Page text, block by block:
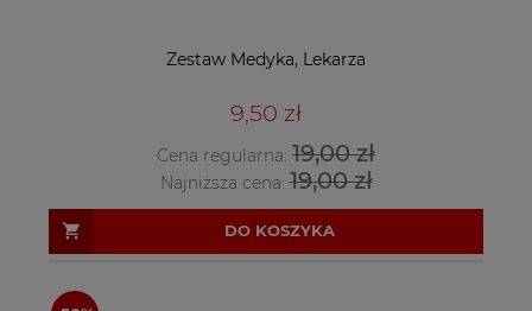
Zestaw Medyka, Lekarza
9,50 zł
Cena regularna: 19,00 zł
Najniższa cena:19,00 zł
DO KOSZYKA